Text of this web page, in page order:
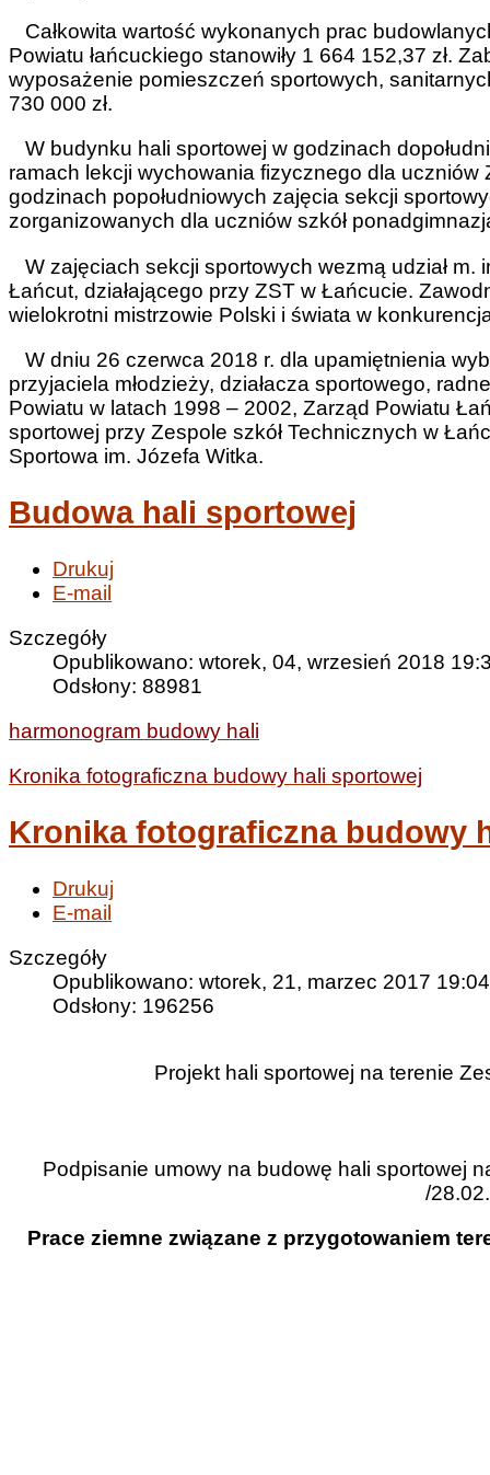
Całkowita wartość wykonanych prac
Powiatu łańcuckiego stanowiły 1 664 152,37 zł.
wyposażenie pomieszczeń sportowych,
730 000 zł.
W budynku hali sportowej w godzinach
ramach lekcji wychowania fizycznego dla uczniów
godzinach popołudniowych zajęcia sekcji
zorganizowanych dla uczniów szkół
W zajęciach sekcji sportowych wezmą udział m.
Łańcut, działającego przy ZST w Łańcucie.
wielokrotni mistrzowie Polski i świata w
W dniu 26 czerwca 2018 r. dla upamiętnienia
przyjaciela młodzieży, działacza sportowego,
Powiatu w latach 1998 – 2002, Zarząd Powiatu
sportowej przy Zespole szkół Technicznych w
Sportowa im. Józefa Witka.
Budowa hali sportowej
Drukuj
E-mail
Szczegóły
Opublikowano: wtorek, 04, wrzesień 2018
Odsłony: 88981
harmonogram budowy hali
Kronika fotograficzna budowy hali sportowej
Kronika fotograficzna budowy
Drukuj
E-mail
Szczegóły
Opublikowano: wtorek, 21, marzec 2017 19:04
Odsłony: 196256
Projekt hali sportowej na terenie
Podpisanie umowy na budowę hali sportowej
/
Prace ziemne związane z przygotowaniem